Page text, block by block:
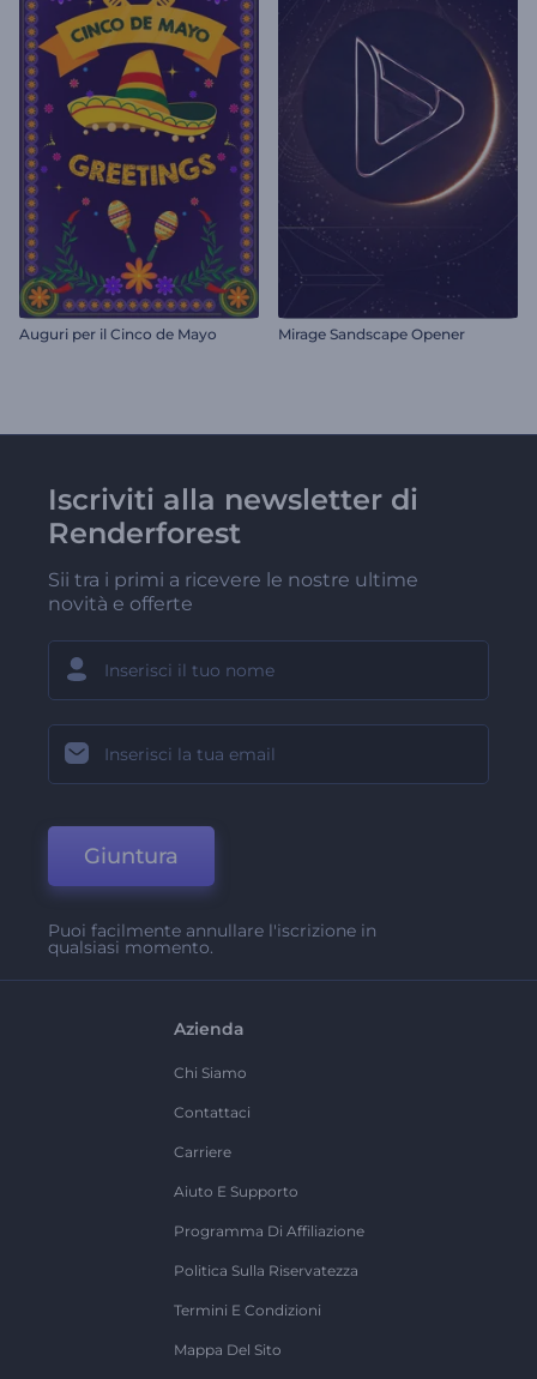
Auguri per il Cinco de Mayo Mirage Sandscape Opener
Iscriviti alla newsletter di
Renderforest
Sii tra i primi a ricevere le nostre ultime
novità e offerte
Giuntura
Puoi facilmente annullare l'iscrizione in
qualsiasi momento.
Azienda
Chi Siamo
Contattaci
Carriere
Aiuto E Supporto
Programma Di Affiliazione
Politica Sulla Riservatezza
Termini E Condizioni
Mappa Del Sito